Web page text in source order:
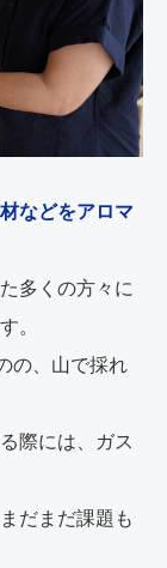
などをアロマ
多くの方々に
。
の、山で採れ
際には、ガス
だまだ課題も